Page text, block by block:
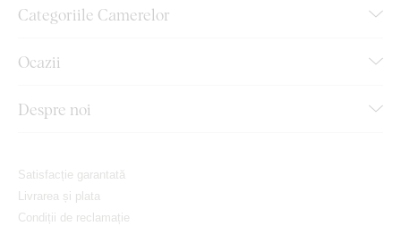
Categoriile Camerelor
Ocazii
Despre noi
Satisfacție garantată
Livrarea și plata
Condiții de reclamație